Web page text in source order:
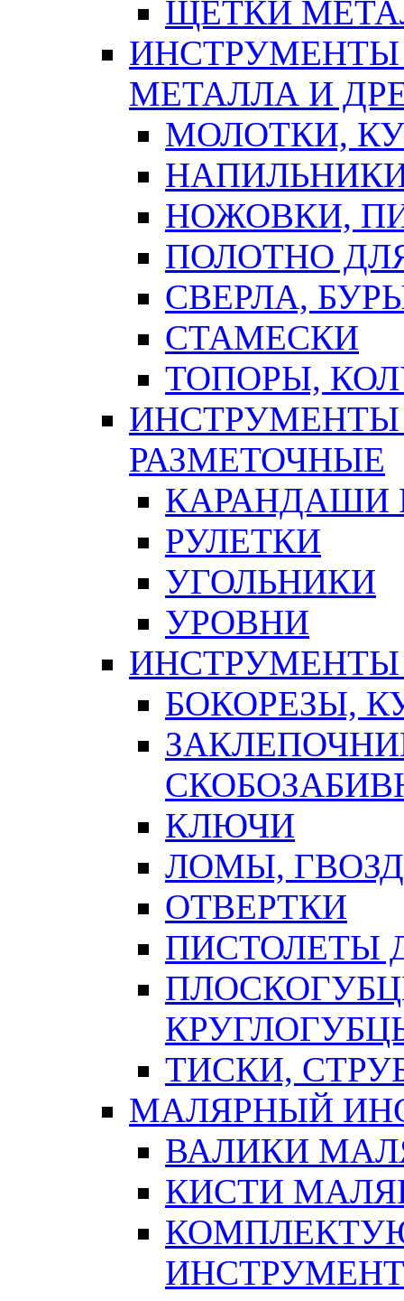
ЩЕТКИ
ИНСТРУМЕНТЫ
МЕТАЛЛА И
МОЛОТКИ,
НОЖОВКИ,
ПОЛОТНО
СВЕРЛА,
СТАМЕСКИ
ТОПОРЫ,
ИНСТРУМЕНТЫ
РАЗМЕТОЧНЫЕ
КАРАНДАШИ
РУЛЕТКИ
УГОЛЬНИКИ
УРОВНИ
БОКОРЕЗЫ,
КЛЮЧИ
ЛОМЫ,
ОТВЕРТКИ
ПИСТОЛЕТЫ
ТИСКИ,
МАЛЯРНЫЙ
ВАЛИКИ
КИСТИ